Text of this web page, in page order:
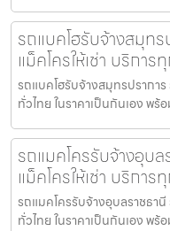
รถแบคโฮรับจ้างสมุท
แม็คโครให้เช่า บริกา
รถแบคโฮรับจ้างสมุทรปราการ
ทั่วไทย ในราคาเป็นกันเอง พ
รถแมคโครรับจ้างอุบ
แม็คโครให้เช่า บริกา
รถแมคโครรับจ้างอุบลราชธานี
ทั่วไทย ในราคาเป็นกันเอง พ